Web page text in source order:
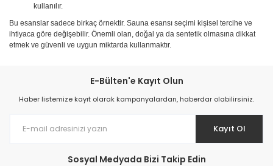
kullanılır.
Bu esanslar sadece birkaç örnektir. Sauna esansı seçimi kişisel tercihe ve
ihtiyaca göre değişebilir. Önemli olan, doğal ya da sentetik olmasına dikkat
etmek ve güvenli ve uygun miktarda kullanmaktır.
E-Bülten'e Kayıt Olun
Haber listemize kayıt olarak kampanyalardan, haberdar olabilirsiniz.
Kayıt Ol
Sosyal Medyada Bizi Takip Edin